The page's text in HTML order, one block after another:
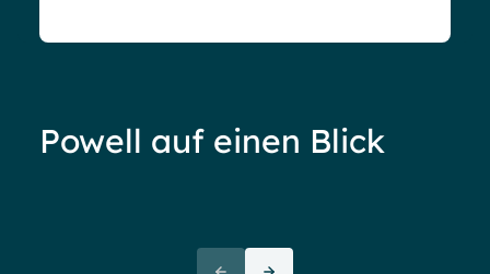
Powell auf einen Blick